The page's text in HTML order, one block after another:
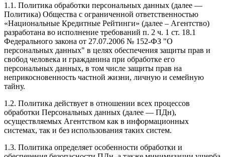
1.1. Политика обработки персональных данных (далее —
Политика) Общества с ограниченной ответственностью
«Национальные Кредитные Рейтинги» (далее – Агентство)
разработана во исполнение требований п. 2 ч. 1 ст. 18.1
Федерального закона от 27.07.2006 № 152-ФЗ "О
персональных данных" в целях обеспечения защиты прав и
свобод человека и гражданина при обработке его
персональных данных, в том числе защиты прав на
неприкосновенность частной жизни, личную и семейную
тайну.
1.2. Политика действует в отношении всех процессов
обработки Персональных данных (далее — ПДн),
осуществляемых Агентством как в информационных
системах, так и без использования таких систем.
1.3. Политика определяет особенности обработки и